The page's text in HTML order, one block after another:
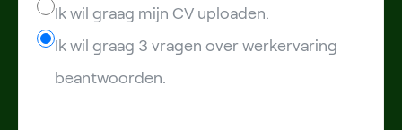
Ik wil graag mijn CV uploaden.
Ik wil graag 3 vragen over werkervaring
beantwoorden.